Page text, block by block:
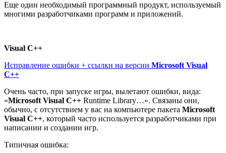
Еще один необходимый программный продукт, используемый
многими разработчиками программ и приложений.
Visual C++
Исправление ошибки + ссылки на версии Microsoft Visual
C++
Очень часто, при запуске игры, вылетают ошибки, вида:
«Microsoft Visual C++ Runtime Library…». Связаны они,
обычно, с отсутствием у вас на компьютере пакета Microsoft
Visual C++, который часто используется разработчиками при
написании и создании игр.
Типичная ошибка: